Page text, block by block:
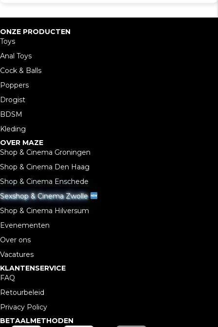
ONZE PRODUCTEN
Toys
Anal Toys
Cock & Balls
Poppers
Drogist
BDSM
Kleding
OVER MAZE
Shop & Cinema Groningen
Shop & Cinema Den Haag
Shop & Cinema Enschede
Sexshop & Cinema Zwolle
Shop & Cinema Hilversum
Evenementen
Over ons
Vacatures
KLANTENSERVICE
FAQ
Retourbeleid
Privacy Policy
BETAALMETHODEN